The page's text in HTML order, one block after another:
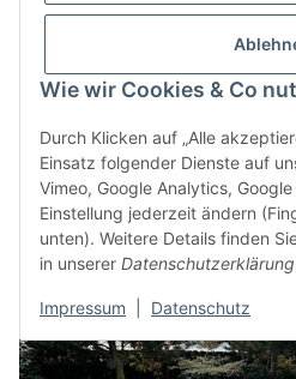
Wie wir Cookies & Co
Durch Klicken auf „Alle
Einsatz folgender Dienste auf
Vimeo, Google Analytics,
Einstellung jederzeit ändern
unten). Weitere Details finden
in unserer Datenschutzerklärung
Impressum Datenschutz
Sand
Blau
Dunkelgrau
Grün
Vanilla